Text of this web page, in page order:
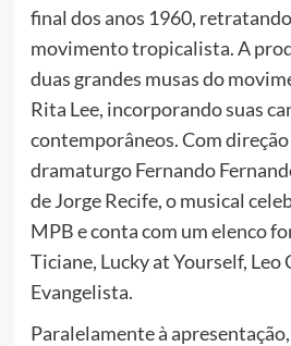
final dos anos 1960,
movimento tropicalista. A
duas grandes musas do
Rita Lee, incorporando suas
contemporâneos. Com
dramaturgo Fernando
de Jorge Recife, o musical
MPB e conta com um elenco
Ticiane, Lucky at Yourself, Leo
Evangelista.
Paralelamente à